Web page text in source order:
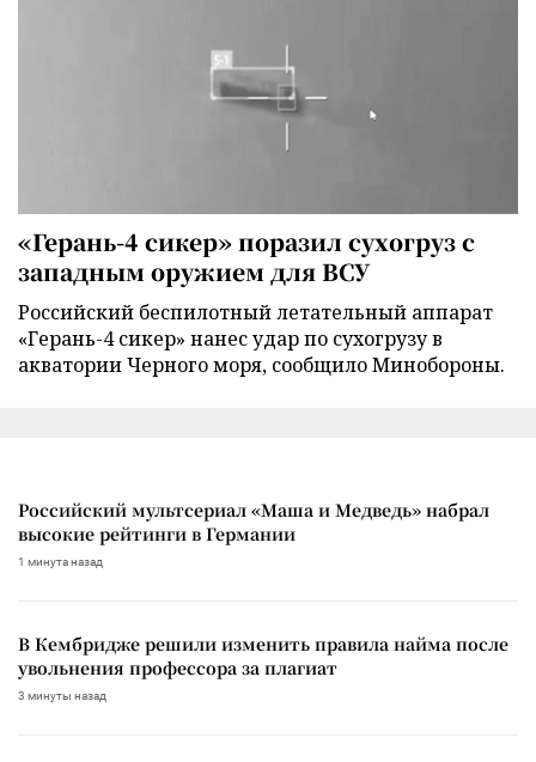
«Герань-4 сикер» поразил сухогруз с
западным оружием для ВСУ
Российский беспилотный летательный аппарат
«Герань-4 сикер» нанес удар по сухогрузу в
акватории Черного моря, сообщило Минобороны.
Российский мультсериал «Маша и Медведь» набрал
высокие рейтинги в Германии
1 минута назад
В Кембридже решили изменить правила найма после
увольнения профессора за плагиат
3 минуты назад